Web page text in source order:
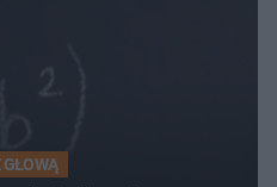
GŁOWĄ